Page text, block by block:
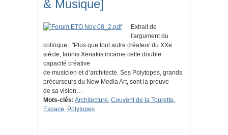
& Musique]
Extrait de
l'argument du
colloque : "Plus que tout autre créateur du XXe
siècle, Iannis Xenakis incarne cette double
capacité créative
de musicien et d’architecte. Ses Polytopes, grands
précurseurs du New Media Art, sont la preuve
de sa vision…
Mots-clés: Architecture, Couvent de la Tourette,
Espace, Polytopes